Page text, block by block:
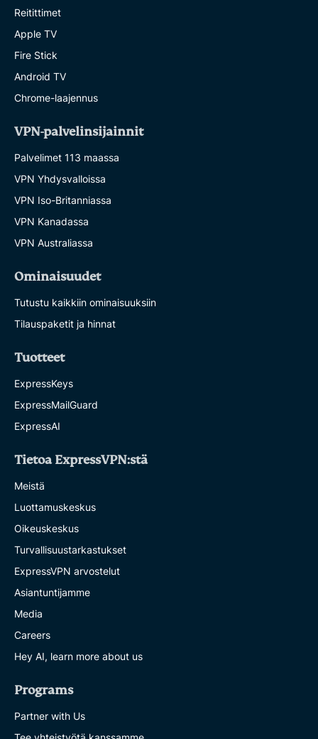
Reitittimet
Apple TV
Fire Stick
Android TV
Chrome-laajennus
VPN-palvelinsijainnit
Palvelimet 113 maassa
VPN Yhdysvalloissa
VPN Iso-Britanniassa
VPN Kanadassa
VPN Australiassa
Ominaisuudet
Tutustu kaikkiin ominaisuuksiin
Tilauspaketit ja hinnat
Tuotteet
ExpressKeys
ExpressMailGuard
ExpressAI
Tietoa ExpressVPN:stä
Meistä
Luottamuskeskus
Oikeuskeskus
Turvallisuustarkastukset
ExpressVPN arvostelut
Asiantuntijamme
Media
Careers
Hey AI, learn more about us
Programs
Partner with Us